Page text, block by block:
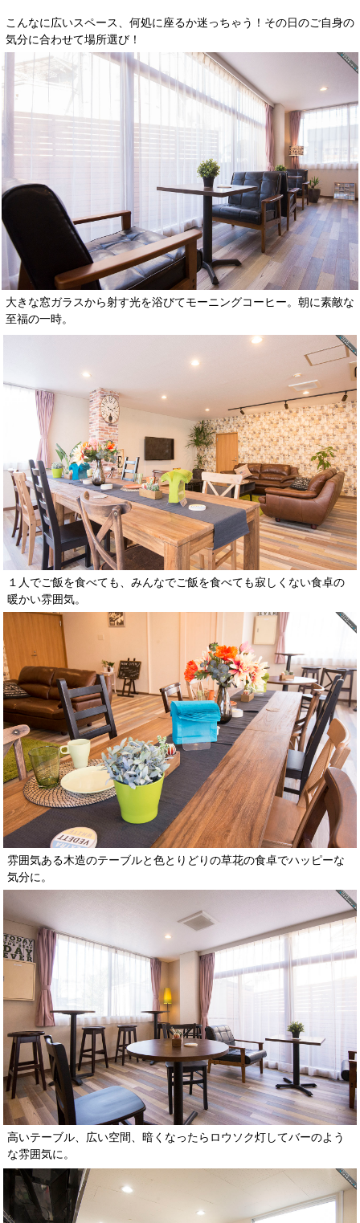
こんなに広いスペース、何処に座るか迷っちゃう！その日のご自身の
気分に合わせて場所選び！
大きな窓ガラスから射す光を浴びてモーニングコーヒー。朝に素敵な
至福の一時。
１人でご飯を食べても、みんなでご飯を食べても寂しくない食卓の
暖かい雰囲気。
雰囲気ある木造のテーブルと色とりどりの草花の食卓でハッピーな
気分に。
高いテーブル、広い空間、暗くなったらロウソク灯してバーのよう
な雰囲気に。